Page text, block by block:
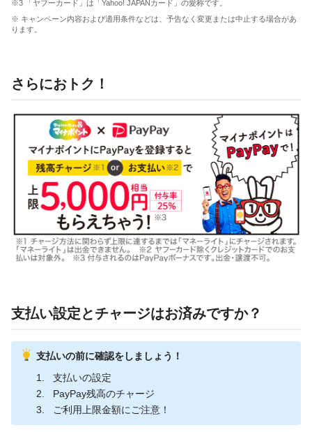
※3 「ヤフーカード」は「Yahoo! JAPANカード」の愛称です。
※ キャンペーン内容および適用条件などは、予告なく変更または中止する場合があ
ります。
さらにおトク！
支払い設定とチャージはお済みですか？
支払いの前に確認をしましょう！
支払いの設定
PayPay残高のチャージ
ご利用上限金額にご注意！